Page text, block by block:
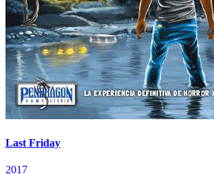
Last Friday
2017